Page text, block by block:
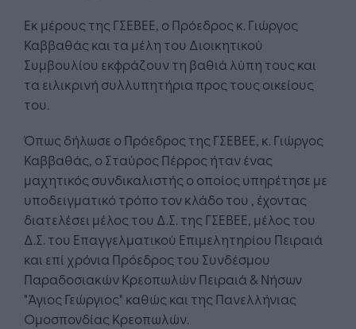
Εκ μέρους της ΓΣΕΒΕΕ, ο Πρόεδρος κ. Γιώργος
Καββαθάς και τα μέλη του Διοικητικού
Συμβουλίου εκφράζουν τη βαθιά λύπη τους και
τα ειλικρινή συλλυπητήρια προς τους οικείους
του.
Όπως δήλωσε ο Πρόεδρος της ΓΣΕΒΕΕ, κ. Γιώργος
Καββαθάς, ο Σταύρος Πέρρος ήταν ένας
μαχητικός συνδικαλιστής ο οποίος υπηρέτησε με
υποδειγματικό τρόπο τον κλάδο του , έχοντας
διατελέσει μέλος του Δ.Σ. της ΓΣΕΒΕΕ, μέλος του
Δ.Σ. του Επαγγελματικού Επιμελητηρίου Πειραιά
και επί χρόνια Πρόεδρος του Συνδέσμου
Παραδοσιακών Κρεοπωλών Πειραιά & Νήσων
"Άγιος Γεώργιος" καθώς και της Πανελλήνιας
Ομοσπονδίας Κρεοπωλών.